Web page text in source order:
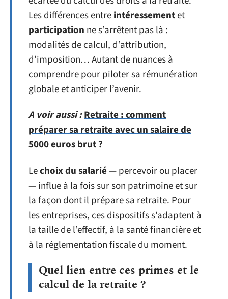
Les différences entreintéressementet
participation ne s’arrêtent pas là :
modalités de calcul, d’attribution,
d’imposition… Autant de nuances à
comprendre pour piloter sa rémunération
globale et anticiper l’avenir.
A voir aussi :Retraite : comment
préparer sa retraite avec un salaire de
5000 euros brut ?
Lechoix du salarié— percevoir ou placer
— influe à la fois sur son patrimoine et sur
la façon dont il prépare sa retraite. Pour
les entreprises, ces dispositifs s’adaptent à
la taille de l’effectif, à la santé financière et
à la réglementation fiscale du moment.
Quel lien entre ces primes et le
calcul de la retraite ?